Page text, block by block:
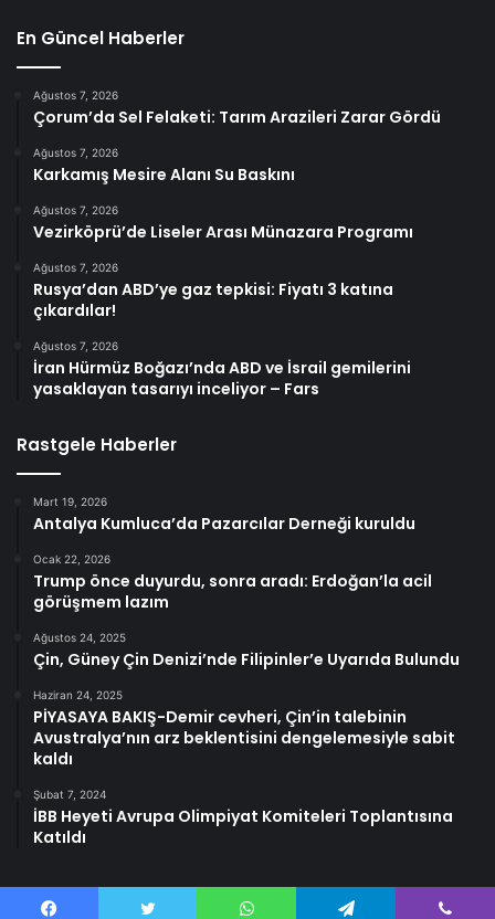
En Güncel Haberler
Ağustos 7, 2026
Çorum’da Sel Felaketi: Tarım Arazileri Zarar Gördü
Ağustos 7, 2026
Karkamış Mesire Alanı Su Baskını
Ağustos 7, 2026
Vezirköprü’de Liseler Arası Münazara Programı
Ağustos 7, 2026
Rusya’dan ABD’ye gaz tepkisi: Fiyatı 3 katına
çıkardılar!
Ağustos 7, 2026
İran Hürmüz Boğazı’nda ABD ve İsrail gemilerini
yasaklayan tasarıyı inceliyor – Fars
Rastgele Haberler
Mart 19, 2026
Antalya Kumluca’da Pazarcılar Derneği kuruldu
Ocak 22, 2026
Trump önce duyurdu, sonra aradı: Erdoğan’la acil
görüşmem lazım
Ağustos 24, 2025
Çin, Güney Çin Denizi’nde Filipinler’e Uyarıda Bulundu
Haziran 24, 2025
PİYASAYA BAKIŞ-Demir cevheri, Çin’in talebinin
Avustralya’nın arz beklentisini dengelemesiyle sabit
kaldı
Şubat 7, 2024
İBB Heyeti Avrupa Olimpiyat Komiteleri Toplantısına
Katıldı